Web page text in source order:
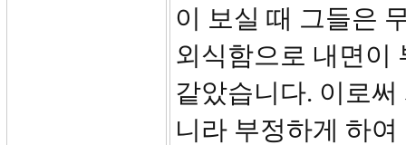
이 보실 때 그들은
외식함으로 내면이
같았습니다. 이로
니라 부정하게 하